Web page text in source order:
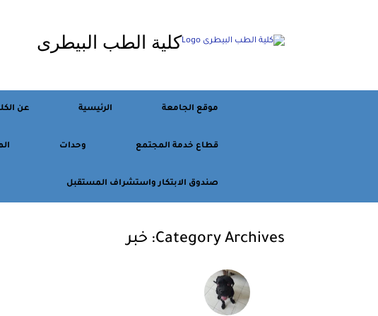
كلية الطب البيطرى
موقع الجامعة الرئيسية عن
قطاع خدمة المجتمع وحدات
صندوق الابتكار واستشراف المستقبل
Category Archives: خبر